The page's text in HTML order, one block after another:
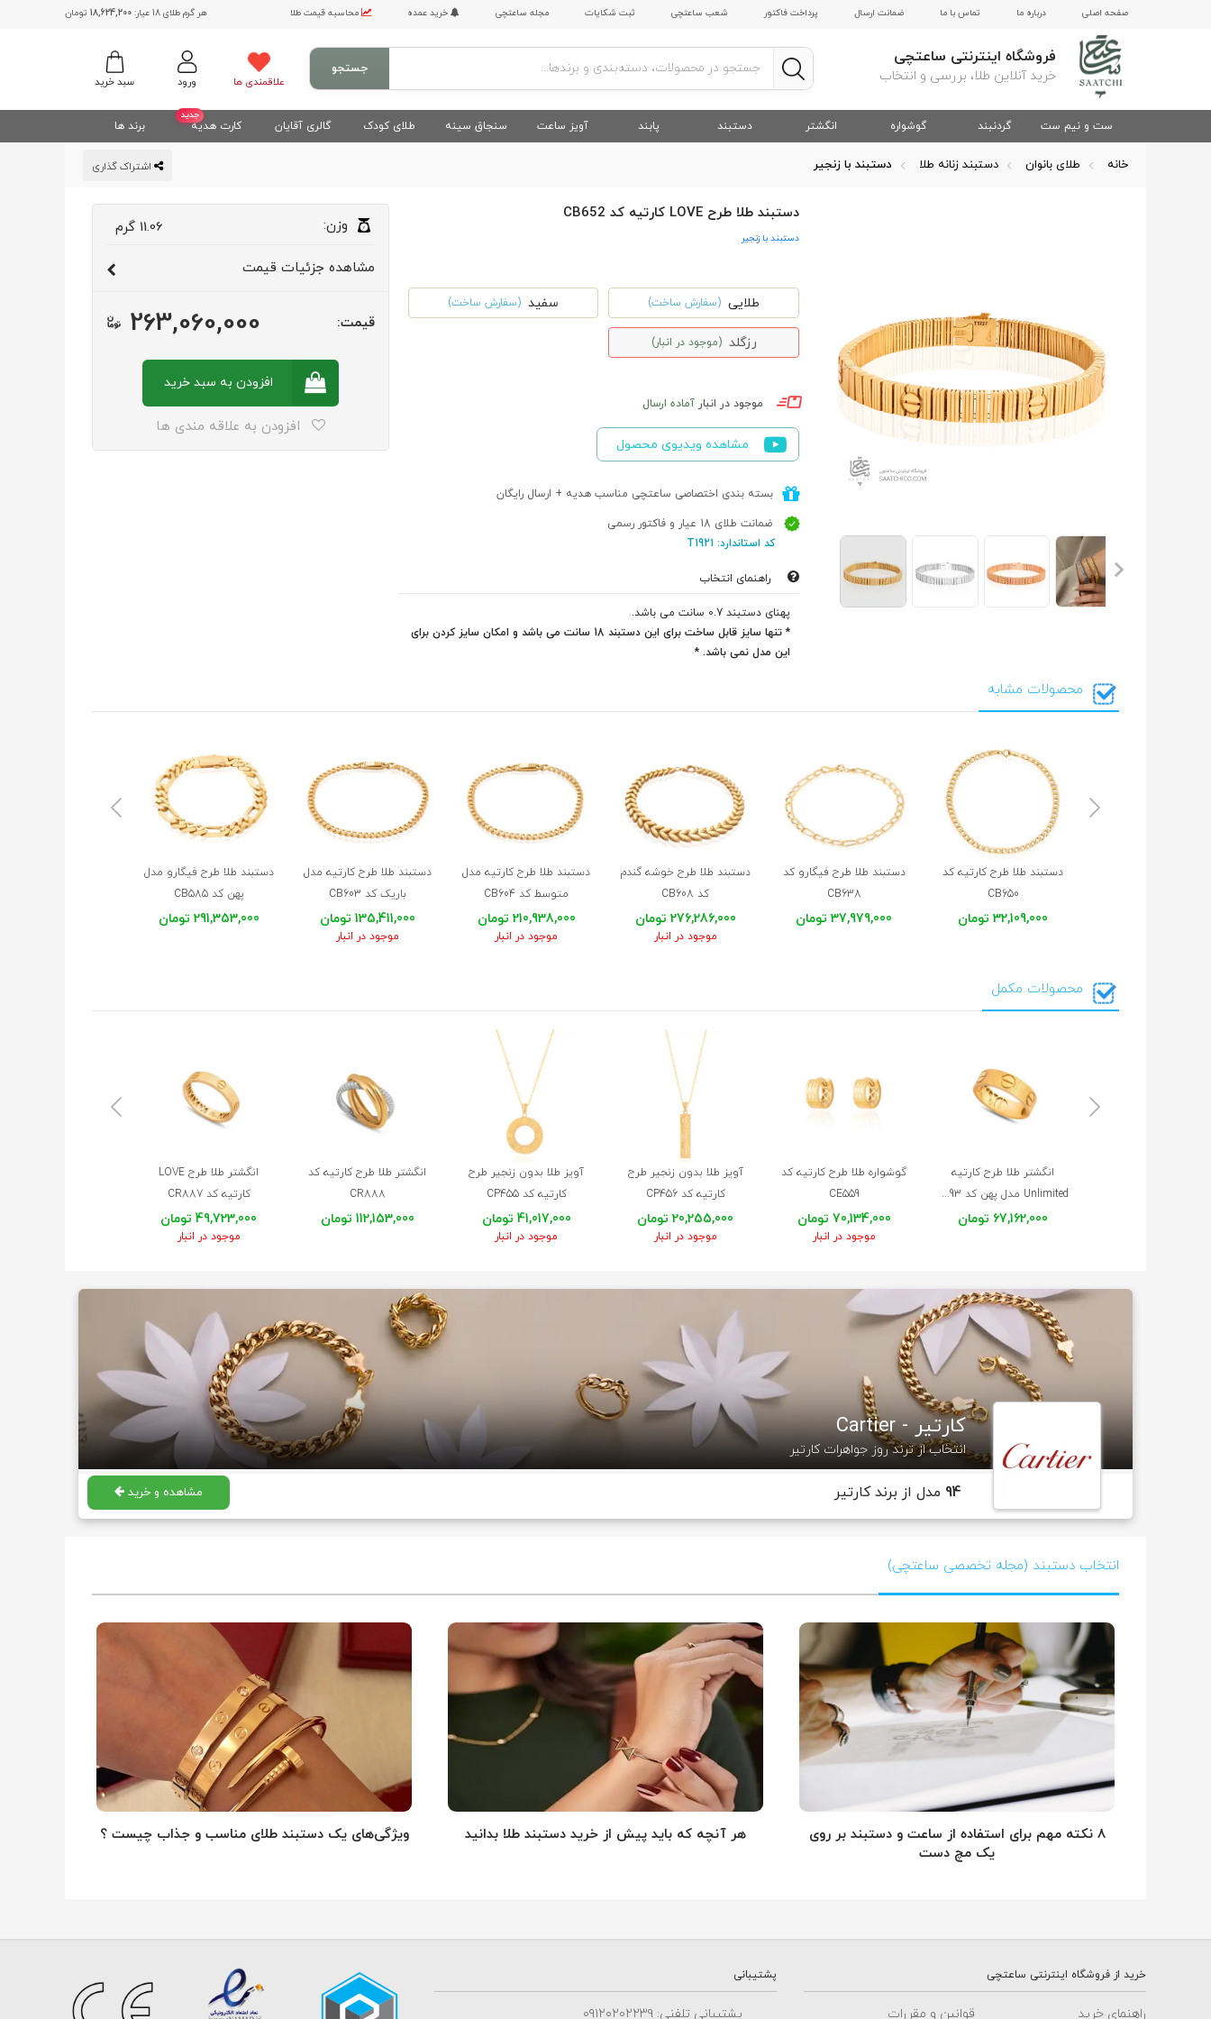
صفحه اصلی درباره ما تماس با ما ضمانت ارسال پرداخت فاکتور شعب ساعتچی ثبت شکایات مجله ساعتچی خرید عمده محاسبه قیمت طلا هر گرم طلای 18 عیار: 18,624,200 تومان
فروشگاه اینترنتی ساعتچی
خرید آنلاین طلا، بررسی و انتخاب سبد خرید ورود علاقمندی ها
جستجو
ست و نیم ست گردنبند گوشواره انگشتر دستبند پابند آویز ساعت سنجاق سینه طلای کودک گالری آقایان
جدید
کارت هدیه برند ها
خانه طلای بانوان دستبند زنانه طلا دستبند با زنجیر
دستبند طلا طرح LOVE کارتیه کد CB652
دستبند با زنجیر
طلایی (سفارش ساخت) سفید (سفارش ساخت)
رزگلد (موجود در انبار)
موجود در انبار آماده ارسال
مشاهده ویدیوی محصول
بسته بندی اختصاصی ساعتچی مناسب هدیه + ارسال رایگان
ضمانت طلای 18 عیار و فاکتور رسمی
کد استاندارد: T1921
راهنمای انتخاب
پهنای دستبند 0.7 سانت می باشد.
* تنها سایز قابل ساخت برای این دستبند 18 سانت می باشد و امکان سایز کردن برای
این مدل نمی باشد. *
وزن: 11.06 گرم
مشاهده جزئیات قیمت
قیمت: 263,060,000
افزودن به سبدخرید
افزودن به علاقه مندی ها
محصولات مشابه
دستبند طلا طرح کارتیه کد
CB650
32,109,000 تومان
دستبند طلا طرح فیگارو کد
CB638
37,979,000 تومان
دستبند طلا طرح خوشه گندم
کد CB608
276,286,000 تومان
موجود در انبار
دستبند طلا طرح کارتیه مدل
متوسط کد CB604
210,938,000 تومان
موجود در انبار
دستبند طلا طرح کارتیه مدل
باریک کد CB603
135,411,000 تومان
موجود در انبار
دستبند طلا طرح فیگارو مدل
پهن کد CB585
291,353,000 تومان
محصولات مکمل
انگشتر طلا طرح کارتیه
Unlimited مدل پهن کد CR893
67,162,000 تومان
گوشواره طلا طرح کارتیه کد
CE559
70,134,000 تومان
موجود در انبار
آویز طلا بدون زنجیر طرح
کارتیه کد CP456
20,255,000 تومان
موجود در انبار
آویز طلا بدون زنجیر طرح
کارتیه کد CP455
41,017,000 تومان
موجود در انبار
انگشتر طلا طرح کارتیه کد
CR888
112,153,000 تومان
انگشتر طلا طرح LOVE
کارتیه کد CR887
49,723,000 تومان
موجود در انبار
کارتیر - Cartier
انتخاب از ترند روز جواهرات کارتیر
94 مدل از برند کارتیر مشاهده و خرید
انتخاب دستبند (مجله تخصصی ساعتچی)
۸ نکته مهم برای استفاده از ساعت و دستبند بر روی
یک مچ دست
هر آنچه که باید پیش از خرید دستبند طلا بدانید ویژگی‌های یک دستبند طلای مناسب و جذاب چیست ؟
خرید از فروشگاه اینترنتی ساعتچی
راهنمای خرید قوانین و مقررات
پشتیبانی
پشتیبانی تلفنی: ٠٩١٢٠٢٠٢٢٣٩